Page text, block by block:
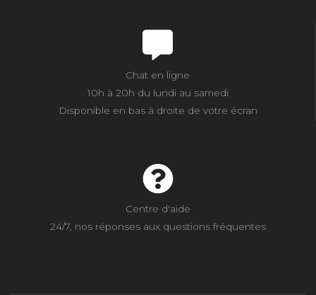
Chat en ligne
10h à 20h du lundi au samedi
Disponible en bas à droite de votre écran
Centre d'aide
24/7, nos réponses aux questions fréquentes